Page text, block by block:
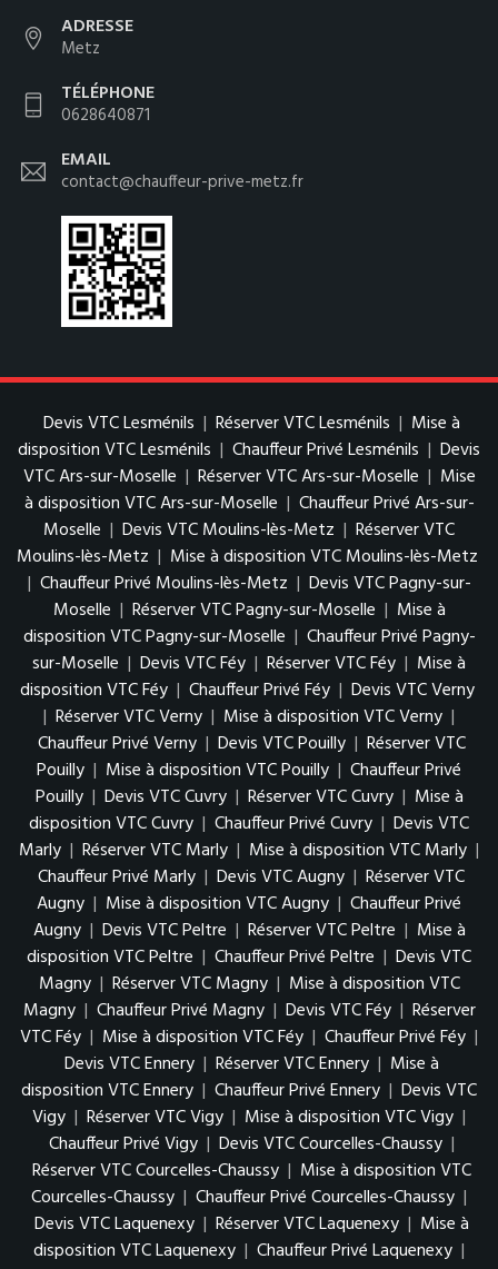
ADRESSE
Metz
TÉLÉPHONE
0628640871
EMAIL
contact@chauffeur-prive-metz.fr
Devis VTC Lesménils | Réserver VTC Lesménils | Mise à
disposition VTC Lesménils | Chauffeur Privé Lesménils | Devis
VTC Ars-sur-Moselle | Réserver VTC Ars-sur-Moselle | Mise
à disposition VTC Ars-sur-Moselle | Chauffeur Privé Ars-sur-
Moselle | Devis VTC Moulins-lès-Metz | Réserver VTC
Moulins-lès-Metz | Mise à disposition VTC Moulins-lès-Metz
| Chauffeur Privé Moulins-lès-Metz | Devis VTC Pagny-sur-
Moselle | Réserver VTC Pagny-sur-Moselle | Mise à
disposition VTC Pagny-sur-Moselle | Chauffeur Privé Pagny-
sur-Moselle | Devis VTC Féy | Réserver VTC Féy | Mise à
disposition VTC Féy | Chauffeur Privé Féy | Devis VTC Verny
| Réserver VTC Verny | Mise à disposition VTC Verny |
Chauffeur Privé Verny | Devis VTC Pouilly | Réserver VTC
Pouilly | Mise à disposition VTC Pouilly | Chauffeur Privé
Pouilly | Devis VTC Cuvry | Réserver VTC Cuvry | Mise à
disposition VTC Cuvry | Chauffeur Privé Cuvry | Devis VTC
Marly | Réserver VTC Marly | Mise à disposition VTC Marly |
Chauffeur Privé Marly | Devis VTC Augny | Réserver VTC
Augny | Mise à disposition VTC Augny | Chauffeur Privé
Augny | Devis VTC Peltre | Réserver VTC Peltre | Mise à
disposition VTC Peltre | Chauffeur Privé Peltre | Devis VTC
Magny | Réserver VTC Magny | Mise à disposition VTC
Magny | Chauffeur Privé Magny | Devis VTC Féy | Réserver
VTC Féy | Mise à disposition VTC Féy | Chauffeur Privé Féy |
Devis VTC Ennery | Réserver VTC Ennery | Mise à
disposition VTC Ennery | Chauffeur Privé Ennery | Devis VTC
Vigy | Réserver VTC Vigy | Mise à disposition VTC Vigy |
Chauffeur Privé Vigy | Devis VTC Courcelles-Chaussy |
Réserver VTC Courcelles-Chaussy | Mise à disposition VTC
Courcelles-Chaussy | Chauffeur Privé Courcelles-Chaussy |
Devis VTC Laquenexy | Réserver VTC Laquenexy | Mise à
disposition VTC Laquenexy | Chauffeur Privé Laquenexy |